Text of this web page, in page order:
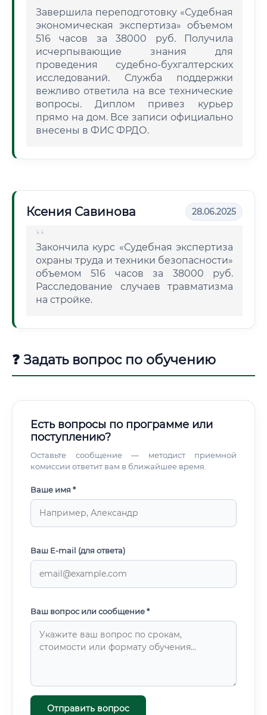
Завершила переподготовку «Судебная
экономическая экспертиза» объемом
516 часов за 38000 руб. Получила
исчерпывающие знания для
проведения судебно-бухгалтерских
исследований. Служба поддержки
вежливо ответила на все технические
вопросы. Диплом привез курьер
прямо на дом. Все записи официально
внесены в ФИС ФРДО.
Ксения Савинова 28.06.2025
Закончила курс «Судебная экспертиза
охраны труда и техники безопасности»
объемом 516 часов за 38000 руб.
Расследование случаев травматизма
на стройке.
❓ Задать вопрос по обучению
Есть вопросы по программе или
поступлению?
Оставьте сообщение — методист приемной
комиссии ответит вам в ближайшее время.
Ваше имя *
Ваш E-mail (для ответа)
Ваш вопрос или сообщение *
Отправить вопрос